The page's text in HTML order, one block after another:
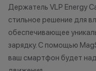
Бонусными баллами
до 20% от чека — на
до 10% от чека — на
Держатель VLP Energy
стильное решение для
обеспечивающее
зарядку. С помощью
ваш смартфон будет